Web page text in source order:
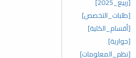
[ربيع_2025]
[طلبات_التخصص]
[أقسام_الكلية]
[حوارية]
[نظم_المعلومات]